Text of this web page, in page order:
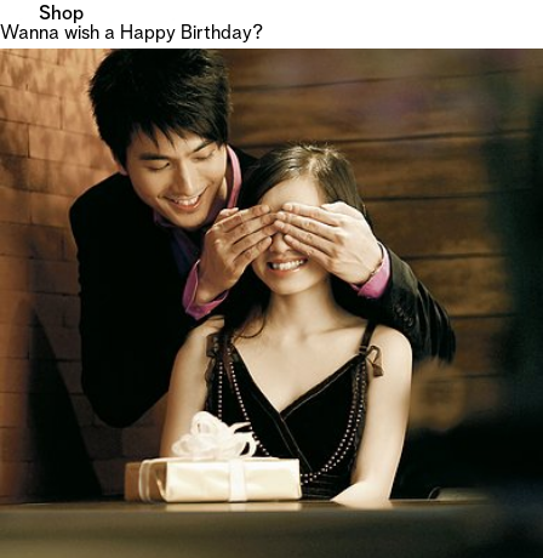
Wanna wish a Happy Birthday?
see all
Desserts
Need a special dessert for your dinner?
Christmas
Shop